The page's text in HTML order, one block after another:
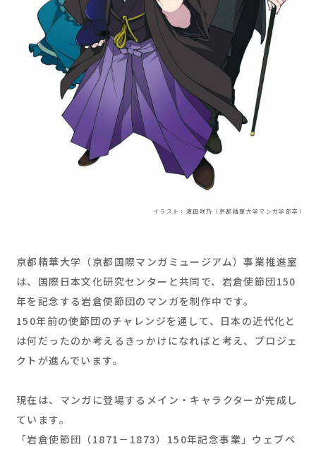
イラスト：濵田咲乃（京都精華大学マンガ学部卒）
京都精華大学（京都国際マンガミュージアム）事業推進室
は、国際日本文化研究センターと共同で、岩倉使節団150
年を記念する岩倉使節団のマンガを制作中です。
150年前の使節団のチャレンジを通して、日本の近代化と
は何だったのか考えるきっかけになればと考え、プロジェ
クトが進んでいます。
現在は、マンガに登場するメイン・キャラクターが完成し
ています。
「岩倉使節団（1871－1873）150年記念事業」ウェブペ